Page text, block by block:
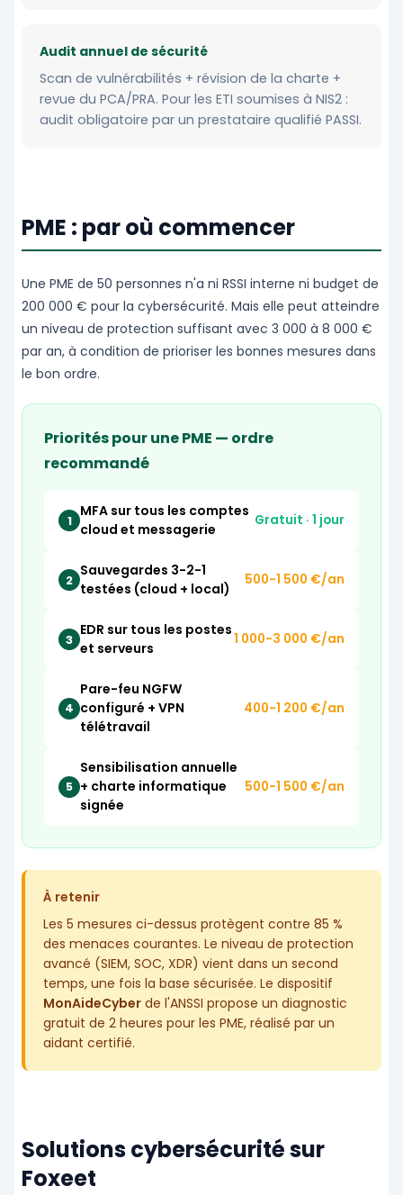
Audit annuel de sécurité
Scan de vulnérabilités + révision de la charte +
revue du PCA/PRA. Pour les ETI soumises à NIS2 :
audit obligatoire par un prestataire qualifié PASSI.
PME : par où commencer
Une PME de 50 personnes n'a ni RSSI interne ni budget de
200 000 € pour la cybersécurité. Mais elle peut atteindre
un niveau de protection suffisant avec 3 000 à 8 000 €
par an, à condition de prioriser les bonnes mesures dans
le bon ordre.
Priorités pour une PME — ordre
recommandé
1
MFA sur tous les comptes
cloud et messagerie
Gratuit · 1 jour
2
Sauvegardes 3-2-1
testées (cloud + local)
500-1 500 €/an
3
EDR sur tous les postes
et serveurs
1 000-3 000 €/an
4
Pare-feu NGFW
configuré + VPN
télétravail
400-1 200 €/an
5
Sensibilisation annuelle
+ charte informatique
signée
500-1 500 €/an
À retenir
Les 5 mesures ci-dessus protègent contre 85 %
des menaces courantes. Le niveau de protection
avancé (SIEM, SOC, XDR) vient dans un second
temps, une fois la base sécurisée. Le dispositif
MonAideCyber de l'ANSSI propose un diagnostic
gratuit de 2 heures pour les PME, réalisé par un
aidant certifié.
Solutions cybersécurité sur
Foxeet